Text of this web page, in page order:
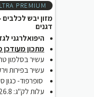
PREMIUM
מזון יבש
דגנים
היפואלרגני
מתכון מעודכן
עשיר בסלמון
עשיר בפירות
סופרפוד- כגון
עלות לק"ג: 26.8 ש"ח